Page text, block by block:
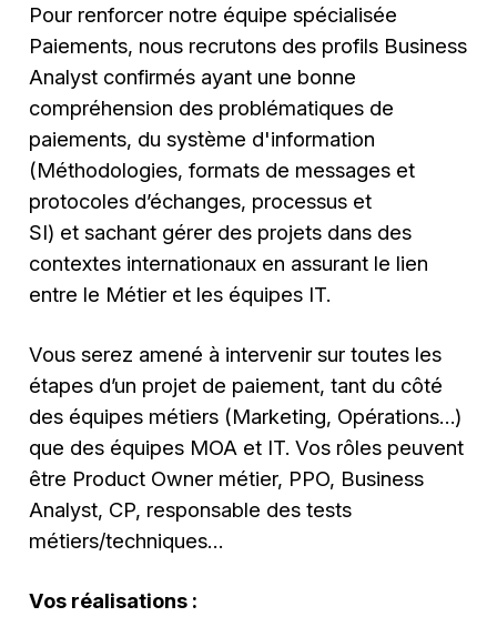
Pour renforcer notre équipe spécialisée
Paiements, nous recrutons des profils Business
Analyst confirmés ayant une bonne
compréhension des problématiques de
paiements, du système d'information
(Méthodologies, formats de messages et
protocoles d’échanges, processus et
SI) et sachant gérer des projets dans des
contextes internationaux en assurant le lien
entre le Métier et les équipes IT.
Vous serez amené à intervenir sur toutes les
étapes d’un projet de paiement, tant du côté
des équipes métiers (Marketing, Opérations…)
que des équipes MOA et IT. Vos rôles peuvent
être Product Owner métier, PPO, Business
Analyst, CP, responsable des tests
métiers/techniques…
Vos réalisations :